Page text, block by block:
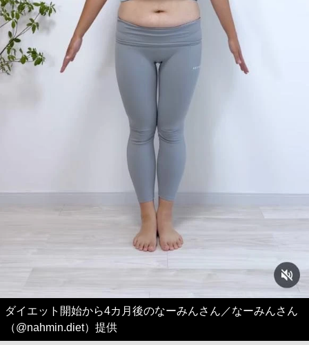
ダイエット開始から4カ月後のなーみんさん／なーみんさん
（@nahmin.diet）提供